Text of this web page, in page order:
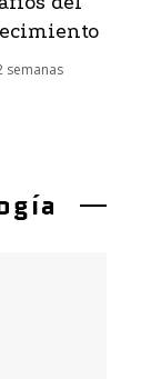
semanas